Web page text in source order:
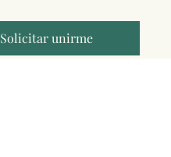
Solicitar unirme